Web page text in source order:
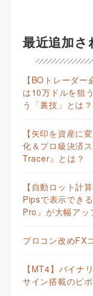
最近追加
【BOトレーダ
は10万ドルを狙
う「裏技」とは？
【矢印を資産に
化＆プロ級決済
Tracer』とは？
【自動ロット計
Pipsで表示でき
Pro』が大幅アッ
プロコン改めFX
【MT4】バイナ
サイン搭載のピ